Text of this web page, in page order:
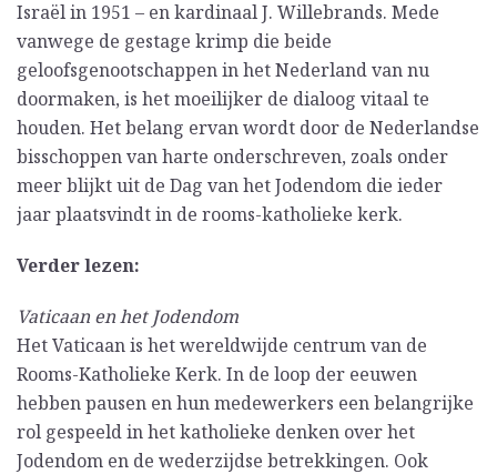
Israël in 1951 – en kardinaal J. Willebrands. Mede
vanwege de gestage krimp die beide
geloofsgenootschappen in het Nederland van nu
doormaken, is het moeilijker de dialoog vitaal te
houden. Het belang ervan wordt door de Nederlandse
bisschoppen van harte onderschreven, zoals onder
meer blijkt uit de Dag van het Jodendom die ieder
jaar plaatsvindt in de rooms-katholieke kerk.
Verder lezen:
Vaticaan en het Jodendom
Het Vaticaan is het wereldwijde centrum van de
Rooms-Katholieke Kerk. In de loop der eeuwen
hebben pausen en hun medewerkers een belangrijke
rol gespeeld in het katholieke denken over het
Jodendom en de wederzijdse betrekkingen. Ook